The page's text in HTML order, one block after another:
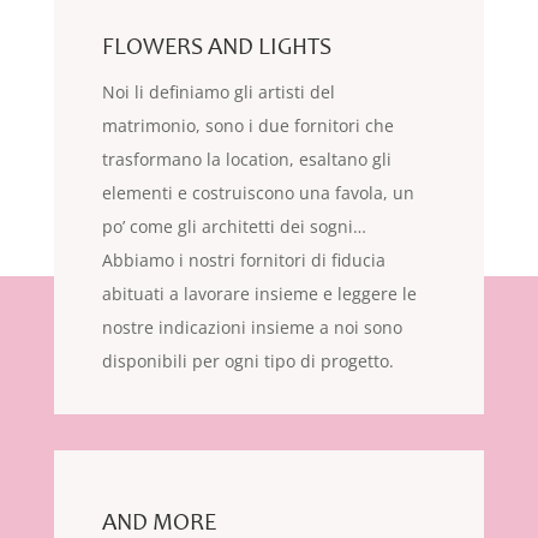
FLOWERS AND LIGHTS
Noi li definiamo gli artisti del
matrimonio, sono i due fornitori che
trasformano la location, esaltano gli
elementi e costruiscono una favola, un
po’ come gli architetti dei sogni…
Abbiamo i nostri fornitori di fiducia
abituati a lavorare insieme e leggere le
nostre indicazioni insieme a noi sono
disponibili per ogni tipo di progetto.
AND MORE